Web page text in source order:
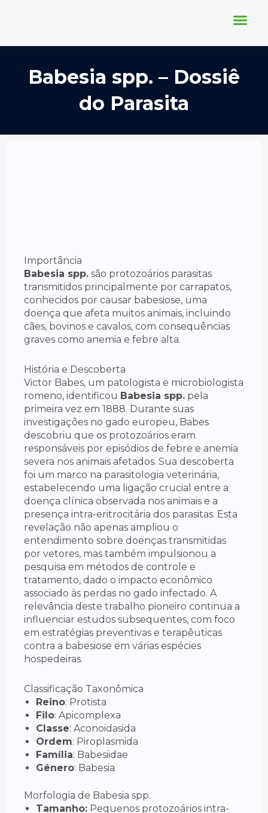
conteúdo
Babesia spp. – Dossiê
do Parasita
Importância
Babesia spp. são protozoários parasitas
transmitidos principalmente por carrapatos,
conhecidos por causar babesiose, uma
doença que afeta muitos animais, incluindo
cães, bovinos e cavalos, com consequências
graves como anemia e febre alta.
História e Descoberta
Victor Babes, um patologista e microbiologista
romeno, identificou Babesia spp. pela
primeira vez em 1888. Durante suas
investigações no gado europeu, Babes
descobriu que os protozoários eram
responsáveis por episódios de febre e anemia
severa nos animais afetados. Sua descoberta
foi um marco na parasitologia veterinária,
estabelecendo uma ligação crucial entre a
doença clínica observada nos animais e a
presença intra-eritrocitária dos parasitas. Esta
revelação não apenas ampliou o
entendimento sobre doenças transmitidas
por vetores, mas também impulsionou a
pesquisa em métodos de controle e
tratamento, dado o impacto econômico
associado às perdas no gado infectado. A
relevância deste trabalho pioneiro continua a
influenciar estudos subsequentes, com foco
em estratégias preventivas e terapêuticas
contra a babesiose em várias espécies
hospedeiras.
Classificação Taxonômica
Reino: Protista
Filo: Apicomplexa
Classe: Aconoidasida
Ordem: Piroplasmida
Família: Babesiidae
Gênero: Babesia
Morfologia de Babesia spp.
Tamanho: Pequenos protozoários intra-